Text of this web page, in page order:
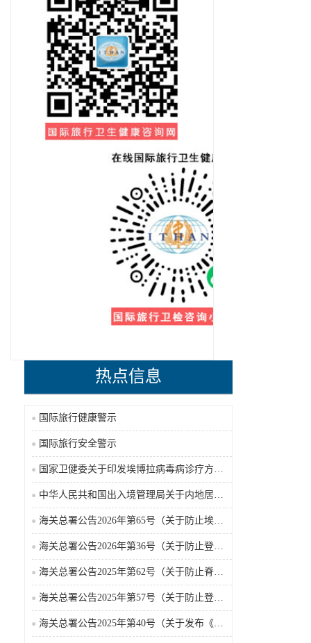
热点信息
国际旅行健康警示
国际旅行安全警示
国家卫健委关于印发埃博拉病毒病诊疗方案（2026年版）的通知
中华人民共和国出入境管理局关于内地居民前往港澳地区定居审批条件的公告（2026-06-30）
海关总署公告2026年第65号（关于防止埃博拉病毒病疫情传入我国的公告）（2026-05-18）
海关总署公告2026年第36号（关于防止登革热疫情传入我国的公告）
海关总署公告2025年第62号（关于防止脊髓灰质炎疫情传入我国的公告）
海关总署公告2025年第57号（关于防止登革热疫情传入我国的公告）
海关总署公告2025年第40号（关于发布《国境口岸传染病监测实施办法》的公告）